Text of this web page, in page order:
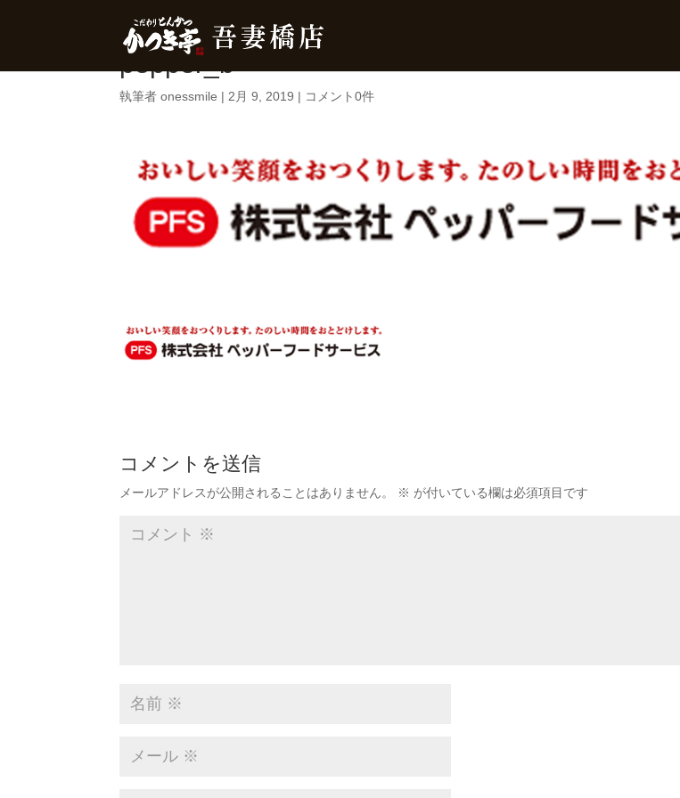
pepper_b
執筆者onessmile | 2月 9, 2019 | コメント0件
コメントを送信
メールアドレスが公開されることはありません。 ※ が付いている欄は必須項目です